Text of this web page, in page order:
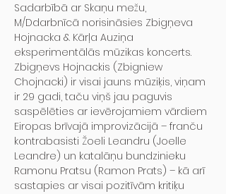
Sadarbībā ar Skaņu mežu,
M/Ddarbnīcā norisināsies Zbigņeva
Hojnacka & Kārļa Auziņa
eksperimentālās mūzikas koncerts.
Zbigņevs Hojnackis (Zbigniew
Chojnacki) ir visai jauns mūziķis, viņam
ir 29 gadi, taču viņš jau paguvis
saspēlēties ar ievērojamiem vārdiem
Eiropas brīvajā improvizācijā – franču
kontrabasisti Žoeli Leandru (Joelle
Leandre) un katalāņu bundzinieku
Ramonu Pratsu (Ramon Prats) – kā arī
sastapies ar visai pozitīvām kritiķu